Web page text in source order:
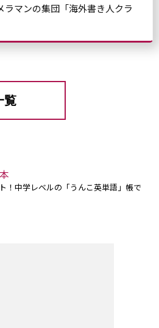
ラマンの集団「海外書き人クラ
覧
！中学レベルの「うんこ英単語」帳で